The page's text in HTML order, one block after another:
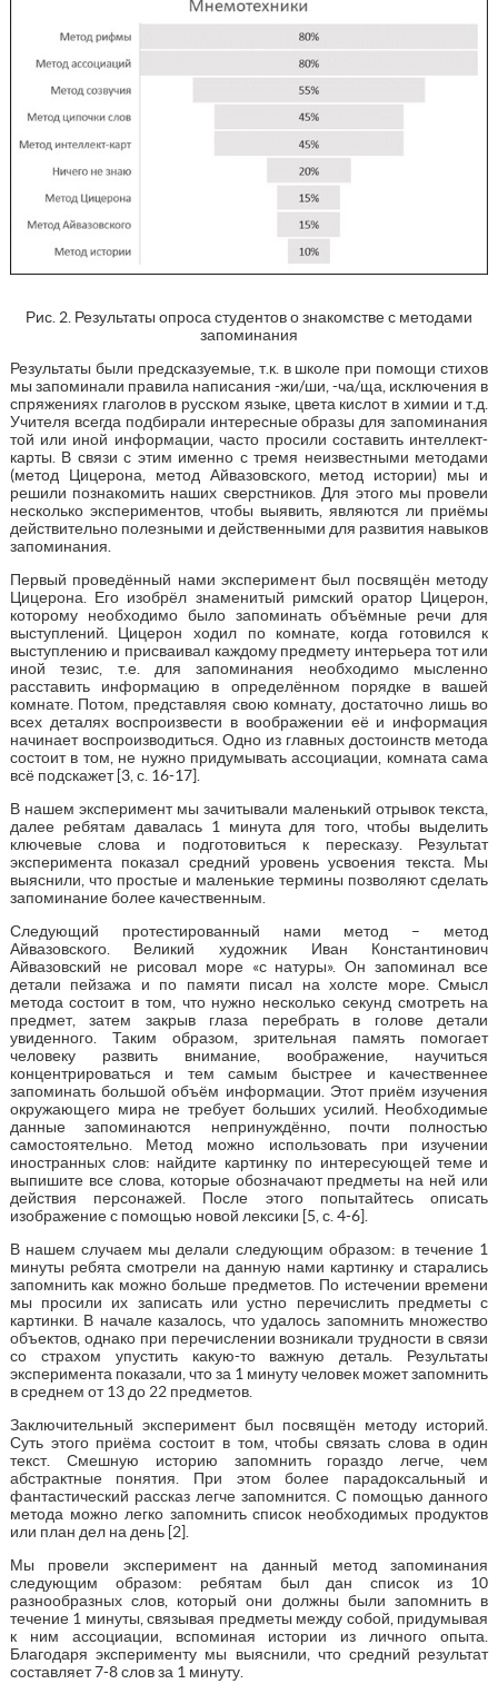
Рис. 2. Результаты опроса студентов о знакомстве с методами
запоминания
Результаты были предсказуемые, т.к. в школе при помощи стихов
мы запоминали правила написания -жи/ши, -ча/ща, исключения в
спряжениях глаголов в русском языке, цвета кислот в химии и т.д.
Учителя всегда подбирали интересные образы для запоминания
той или иной информации, часто просили составить интеллект-
карты. В связи с этим именно с тремя неизвестными методами
(метод Цицерона, метод Айвазовского, метод истории) мы и
решили познакомить наших сверстников. Для этого мы провели
несколько экспериментов, чтобы выявить, являются ли приёмы
действительно полезными и действенными для развития навыков
запоминания.
Первый проведённый нами эксперимент был посвящён методу
Цицерона. Его изобрёл знаменитый римский оратор Цицерон,
которому необходимо было запоминать объёмные речи для
выступлений. Цицерон ходил по комнате, когда готовился к
выступлению и присваивал каждому предмету интерьера тот или
иной тезис, т.е. для запоминания необходимо мысленно
расставить информацию в определённом порядке в вашей
комнате. Потом, представляя свою комнату, достаточно лишь во
всех деталях воспроизвести в воображении её и информация
начинает воспроизводиться. Одно из главных достоинств метода
состоит в том, не нужно придумывать ассоциации, комната сама
всё подскажет [3, с. 16-17].
В нашем эксперимент мы зачитывали маленький отрывок текста,
далее ребятам давалась 1 минута для того, чтобы выделить
ключевые слова и подготовиться к пересказу. Результат
эксперимента показал средний уровень усвоения текста. Мы
выяснили, что простые и маленькие термины позволяют сделать
запоминание более качественным.
Следующий протестированный нами метод – метод
Айвазовского. Великий художник Иван Константинович
Айвазовский не рисовал море «с натуры». Он запоминал все
детали пейзажа и по памяти писал на холсте море. Смысл
метода состоит в том, что нужно несколько секунд смотреть на
предмет, затем закрыв глаза перебрать в голове детали
увиденного. Таким образом, зрительная память помогает
человеку развить внимание, воображение, научиться
концентрироваться и тем самым быстрее и качественнее
запоминать большой объём информации. Этот приём изучения
окружающего мира не требует больших усилий. Необходимые
данные запоминаются непринуждённо, почти полностью
самостоятельно. Метод можно использовать при изучении
иностранных слов: найдите картинку по интересующей теме и
выпишите все слова, которые обозначают предметы на ней или
действия персонажей. После этого попытайтесь описать
изображение с помощью новой лексики [5, с. 4-6].
В нашем случаем мы делали следующим образом: в течение 1
минуты ребята смотрели на данную нами картинку и старались
запомнить как можно больше предметов. По истечении времени
мы просили их записать или устно перечислить предметы с
картинки. В начале казалось, что удалось запомнить множество
объектов, однако при перечислении возникали трудности в связи
со страхом упустить какую-то важную деталь. Результаты
эксперимента показали, что за 1 минуту человек может запомнить
в среднем от 13 до 22 предметов.
Заключительный эксперимент был посвящён методу историй.
Суть этого приёма состоит в том, чтобы связать слова в один
текст. Смешную историю запомнить гораздо легче, чем
абстрактные понятия. При этом более парадоксальный и
фантастический рассказ легче запомнится. С помощью данного
метода можно легко запомнить список необходимых продуктов
или план дел на день [2].
Мы провели эксперимент на данный метод запоминания
следующим образом: ребятам был дан список из 10
разнообразных слов, который они должны были запомнить в
течение 1 минуты, связывая предметы между собой, придумывая
к ним ассоциации, вспоминая истории из личного опыта.
Благодаря эксперименту мы выяснили, что средний результат
составляет 7-8 слов за 1 минуту.